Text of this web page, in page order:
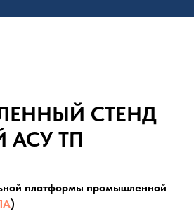
СТЕНД
АСУ ТП
платформы промышленной
)